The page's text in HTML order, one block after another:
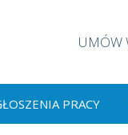
UMÓW
PRACY